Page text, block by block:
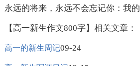
永远的将来，永远不会忘记你：我的
【高一新生作文800字】相关文章：
高一的新生周记09-24